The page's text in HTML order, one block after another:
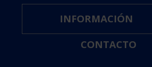
INFORMACIÓN
CONTACTO